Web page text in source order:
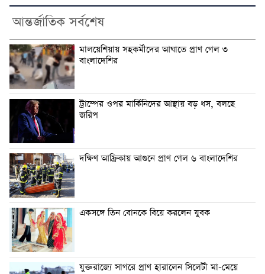
আন্তর্জাতিক সর্বশেষ
মালয়েশিয়ায় সহকর্মীদের আঘাতে প্রাণ গেল ৩
বাংলাদেশির
ট্রাম্পের ওপর মার্কিনিদের আস্থায় বড় ধস, বলছে
জরিপ
দক্ষিণ আফ্রিকায় আগুনে প্রাণ গেল ৬ বাংলাদেশির
একসঙ্গে তিন বোনকে বিয়ে করলেন যুবক
যুক্তরাজ্যে সাগরে প্রাণ হারালেন সিলেটী মা-মেয়ে